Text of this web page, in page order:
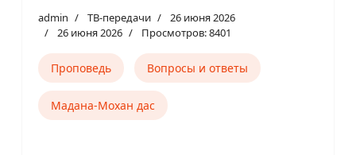
admin ТВ-передачи
26 июня 2026
26 июня 2026
Просмотров: 8401
Проповедь Вопросы и ответы
Мадана-Мохан дас